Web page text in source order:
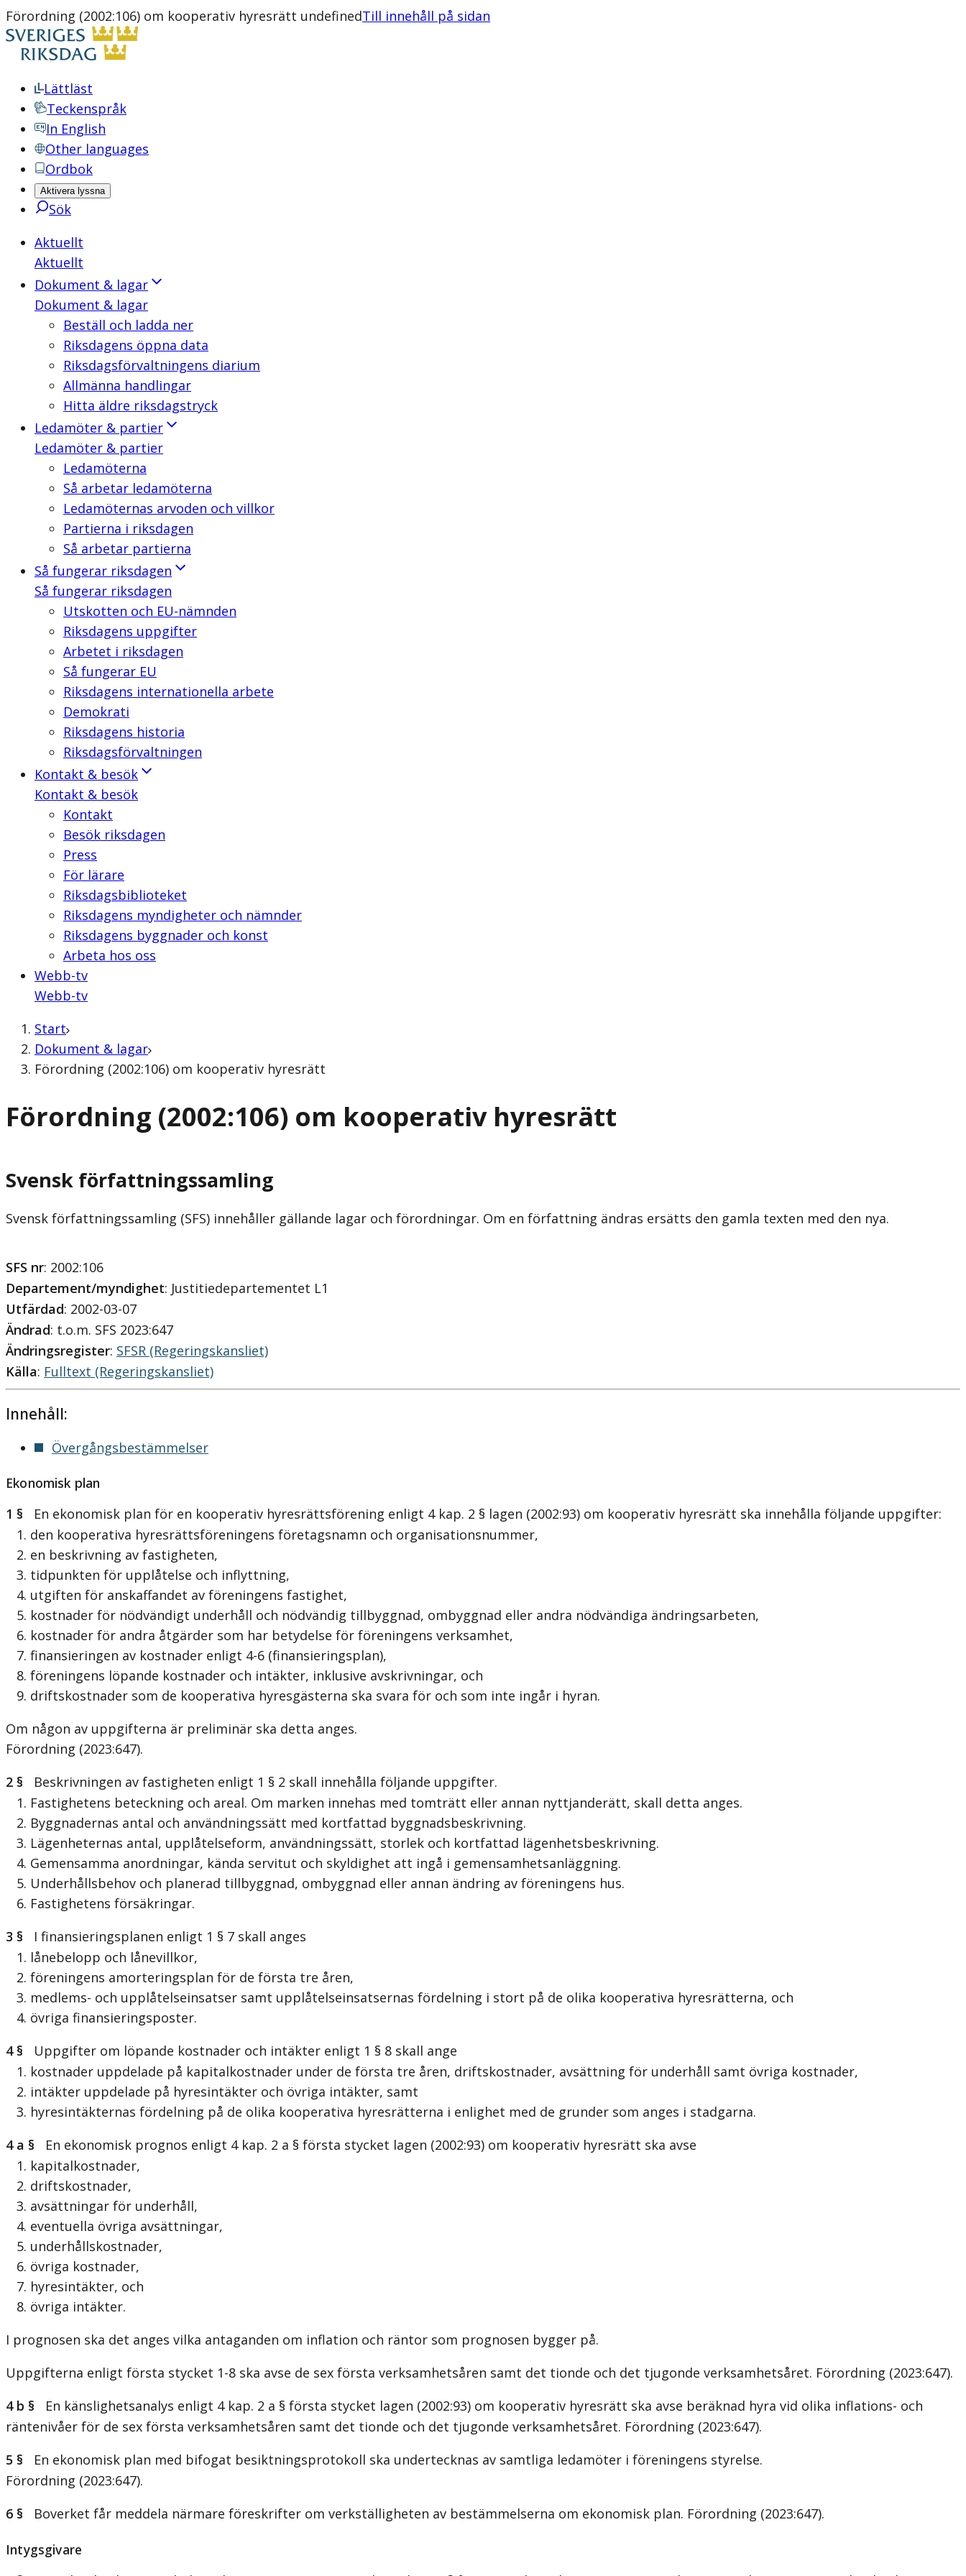
Förordning (2002:106) om kooperativ hyresrätt undefinedTill innehåll på sidan
Lättläst
Teckenspråk
In English
Other languages
Ordbok
Aktivera lyssna
Sök
Aktuellt
Aktuellt
Dokument & lagar
Dokument & lagar
Beställ och ladda ner
Riksdagens öppna data
Riksdagsförvaltningens diarium
Allmänna handlingar
Hitta äldre riksdagstryck
Ledamöter & partier
Ledamöter & partier
Ledamöterna
Så arbetar ledamöterna
Ledamöternas arvoden och villkor
Partierna i riksdagen
Så arbetar partierna
Så fungerar riksdagen
Så fungerar riksdagen
Utskotten och EU-nämnden
Riksdagens uppgifter
Arbetet i riksdagen
Så fungerar EU
Riksdagens internationella arbete
Demokrati
Riksdagens historia
Riksdagsförvaltningen
Kontakt & besök
Kontakt & besök
Kontakt
Besök riksdagen
Press
För lärare
Riksdagsbiblioteket
Riksdagens myndigheter och nämnder
Riksdagens byggnader och konst
Arbeta hos oss
Webb-tv
Webb-tv
Start
Dokument & lagar
Förordning (2002:106) om kooperativ hyresrätt
Förordning (2002:106) om kooperativ hyresrätt
Svensk författningssamling
Svensk författningssamling (SFS) innehåller gällande lagar och förordningar. Om en författning ändras ersätts den gamla texten med den nya.
SFS nr: 2002:106
Departement/myndighet: Justitiedepartementet L1
Utfärdad: 2002-03-07
Ändrad: t.o.m. SFS 2023:647
Ändringsregister: SFSR (Regeringskansliet)
Källa: Fulltext (Regeringskansliet)
Innehåll:
Övergångsbestämmelser
Ekonomisk plan
1 § En ekonomisk plan för en kooperativ hyresrättsförening enligt 4 kap. 2 § lagen (2002:93) om kooperativ hyresrätt ska innehålla följande uppgifter:
1. den kooperativa hyresrättsföreningens företagsnamn och organisationsnummer,
2. en beskrivning av fastigheten,
3. tidpunkten för upplåtelse och inflyttning,
4. utgiften för anskaffandet av föreningens fastighet,
5. kostnader för nödvändigt underhåll och nödvändig tillbyggnad, ombyggnad eller andra nödvändiga ändringsarbeten,
6. kostnader för andra åtgärder som har betydelse för föreningens verksamhet,
7. finansieringen av kostnader enligt 4-6 (finansieringsplan),
8. föreningens löpande kostnader och intäkter, inklusive avskrivningar, och
9. driftskostnader som de kooperativa hyresgästerna ska svara för och som inte ingår i hyran.
Om någon av uppgifterna är preliminär ska detta anges.
Förordning (2023:647).
2 § Beskrivningen av fastigheten enligt 1 § 2 skall innehålla följande uppgifter.
1. Fastighetens beteckning och areal. Om marken innehas med tomträtt eller annan nyttjanderätt, skall detta anges.
2. Byggnadernas antal och användningssätt med kortfattad byggnadsbeskrivning.
3. Lägenheternas antal, upplåtelseform, användningssätt, storlek och kortfattad lägenhetsbeskrivning.
4. Gemensamma anordningar, kända servitut och skyldighet att ingå i gemensamhetsanläggning.
5. Underhållsbehov och planerad tillbyggnad, ombyggnad eller annan ändring av föreningens hus.
6. Fastighetens försäkringar.
3 § I finansieringsplanen enligt 1 § 7 skall anges
1. lånebelopp och lånevillkor,
2. föreningens amorteringsplan för de första tre åren,
3. medlems- och upplåtelseinsatser samt upplåtelseinsatsernas fördelning i stort på de olika kooperativa hyresrätterna, och
4. övriga finansieringsposter.
4 § Uppgifter om löpande kostnader och intäkter enligt 1 § 8 skall ange
1. kostnader uppdelade på kapitalkostnader under de första tre åren, driftskostnader, avsättning för underhåll samt övriga kostnader,
2. intäkter uppdelade på hyresintäkter och övriga intäkter, samt
3. hyresintäkternas fördelning på de olika kooperativa hyresrätterna i enlighet med de grunder som anges i stadgarna.
4 a § En ekonomisk prognos enligt 4 kap. 2 a § första stycket lagen (2002:93) om kooperativ hyresrätt ska avse
1. kapitalkostnader,
2. driftskostnader,
3. avsättningar för underhåll,
4. eventuella övriga avsättningar,
5. underhållskostnader,
6. övriga kostnader,
7. hyresintäkter, och
8. övriga intäkter.
I prognosen ska det anges vilka antaganden om inflation och räntor som prognosen bygger på.
Uppgifterna enligt första stycket 1-8 ska avse de sex första verksamhetsåren samt det tionde och det tjugonde verksamhetsåret. Förordning (2023:647).
4 b § En känslighetsanalys enligt 4 kap. 2 a § första stycket lagen (2002:93) om kooperativ hyresrätt ska avse beräknad hyra vid olika inflations- och
räntenivåer för de sex första verksamhetsåren samt det tionde och det tjugonde verksamhetsåret. Förordning (2023:647).
5 § En ekonomisk plan med bifogat besiktningsprotokoll ska undertecknas av samtliga ledamöter i föreningens styrelse.
Förordning (2023:647).
6 § Boverket får meddela närmare föreskrifter om verkställigheten av bestämmelserna om ekonomisk plan. Förordning (2023:647).
Intygsgivare